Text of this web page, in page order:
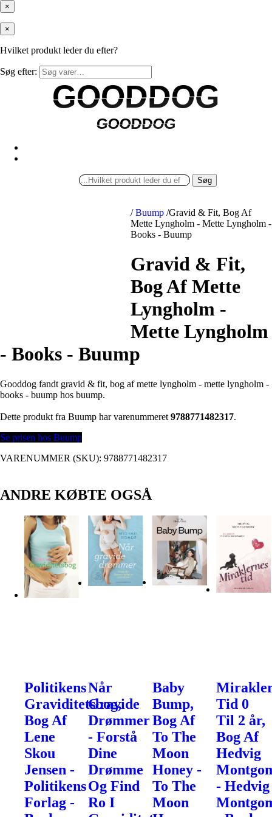
×
×
Hvilket produkt leder du efter?
Søg efter:
GOODDOG
GOODDOG
GOODDOG
GOODDOG
Søg
/ Buump /Gravid & Fit, Bog Af
Mette Lyngholm - Mette Lyngholm -
Books - Buump
Gravid & Fit,
Bog Af Mette
Lyngholm -
Mette Lyngholm
- Books - Buump
Gooddog fandt gravid & fit, bog af mette lyngholm - mette lyngholm -
books - buump hos buump.
Dette produkt fra Buump har varenummeret 9788771482317.
Se prisen hos Buump
VARENUMMER (SKU): 9788771482317
ANDRE KØBTE OGSÅ
Politikens
Graviditetsbog,
Bog Af
Lene
Skou
Jensen -
Politikens
Forlag -
Når
Gravide
Drømmer
- Forstå
Dine
Drømme
Og Find
Ro I
Baby
Bump,
Bog Af
To The
Moon
Honey -
To The
Moon
Tid 0
Til 2 år,
Bog Af
Hedvig
- Hedvig